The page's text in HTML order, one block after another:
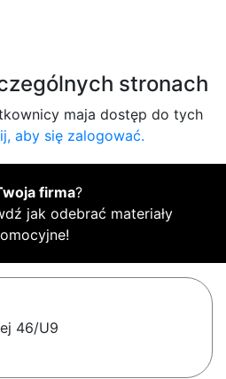
stronach
maja dostęp do tych
aby się zalogować.
firma?
jak odebrać materiały
46/U9